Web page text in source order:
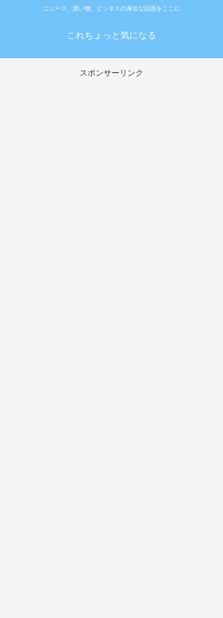
ニュース、買い物、ビジネスの身近な話題をここに
これちょっと気になる
スポンサーリンク